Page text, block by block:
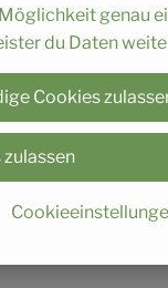
begrenzt haltbar.
ein feuchtes Tuch
genau
du Daten
Cookies